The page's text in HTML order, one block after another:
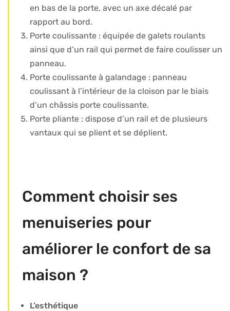
en bas de la porte, avec un axe décalé par
rapport au bord.
Porte coulissante : équipée de galets roulants
ainsi que d’un rail qui permet de faire coulisser un
panneau.
Porte coulissante à galandage : panneau
coulissant à l’intérieur de la cloison par le biais
d’un châssis porte coulissante.
Porte pliante : dispose d’un rail et de plusieurs
vantaux qui se plient et se déplient.
Comment choisir ses
menuiseries pour
améliorer le confort de sa
maison ?
L’esthétique